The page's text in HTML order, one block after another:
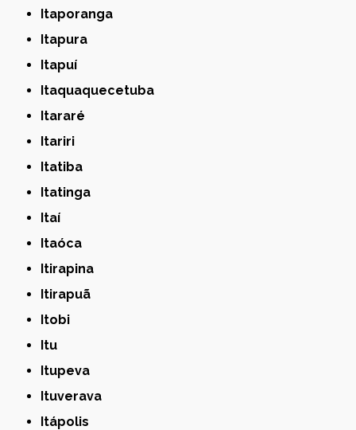
Itaporanga
Itapura
Itapuí
Itaquaquecetuba
Itararé
Itariri
Itatiba
Itatinga
Itaí
Itaóca
Itirapina
Itirapuã
Itobi
Itu
Itupeva
Ituverava
Itápolis